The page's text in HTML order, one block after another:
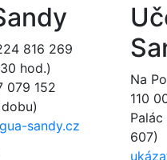
816 269
hod.)
079 152
sandy.cz
Na
110
607)